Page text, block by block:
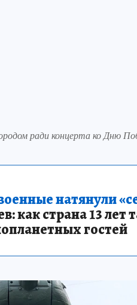
ради концерта ко Дню
натянули
как страна 13 лет
гостей